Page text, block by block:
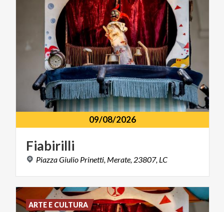
09/08/2026
Fiabirilli
PiazzaGiulio Prinetti, Merate, 23807, LC
ARTE E CULTURA